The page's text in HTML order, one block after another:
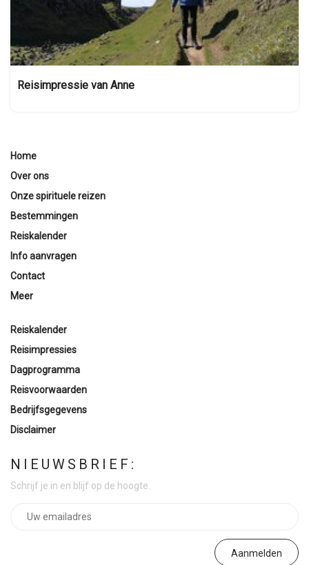
Reisimpressie van Anne
Home
Over ons
Onze spirituele reizen
Bestemmingen
Reiskalender
Info aanvragen
Contact
Meer
Reiskalender
Reisimpressies
Dagprogramma
Reisvoorwaarden
Bedrijfsgegevens
Disclaimer
NIEUWSBRIEF:
Schrijf je in en blijf op de hoogte.